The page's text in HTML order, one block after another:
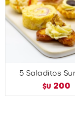
5 Saladitos
$U 200